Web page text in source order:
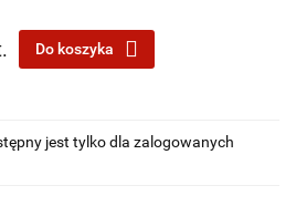
Do koszyka
jest tylko dla zalogowanych